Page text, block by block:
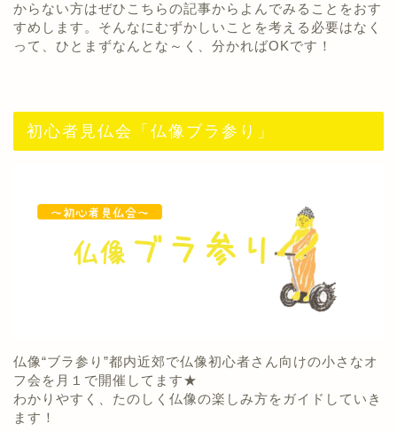
からない方はぜひこちらの記事からよんでみることをおす
すめします。そんなにむずかしいことを考える必要はなく
って、ひとまずなんとな～く、分かればOKです！
初心者見仏会「仏像ブラ参り」
仏像“ブラ参り”都内近郊で仏像初心者さん向けの小さなオ
フ会を月１で開催してます★
わかりやすく、たのしく仏像の楽しみ方をガイドしていき
ます！